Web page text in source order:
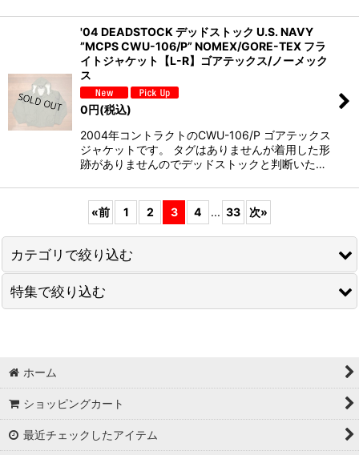
'04 DEADSTOCK デッドストック U.S. NAVY
”MCPS CWU-106/P” NOMEX/GORE-TEX フラ
イトジャケット【L-R】ゴアテックス/ノーメック
ス
0円(税込)
2004年コントラクトのCWU-106/P ゴアテックス
ジャケットです。 タグはありませんが着用した形
跡がありませんのでデッドストックと判断いた…
«前 1 2 3 4 ... 33 次»
カテゴリで絞り込む
POLO RALPHLAUREN(ラルフローレン)
ALLEN EDMONDS(アレンエドモンズ)
NEW BALANCE(ニューバランス)
J.CREW(Ｊクルー)
特集で絞り込む
【MILITARY/ミリタリー】
【USED,VINTAGE/ユーズド,ビンテージ】
【SHIRTS・T-SHIRTS/シャツ・Tシャツなど】
ホーム
ショッピングカート
最近チェックしたアイテム